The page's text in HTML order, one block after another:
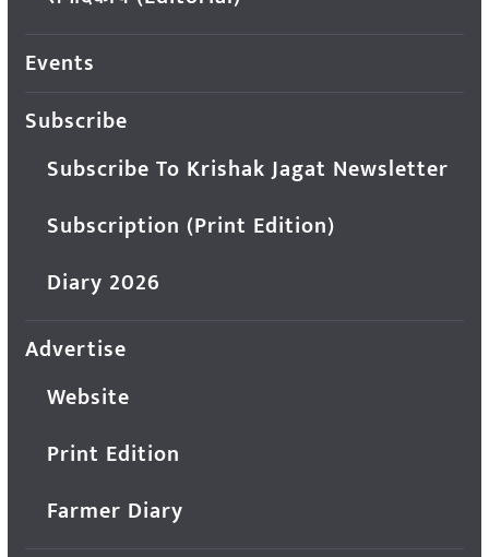
Events
Subscribe
Subscribe To Krishak Jagat Newsletter
Subscription (Print Edition)
Diary 2026
Advertise
Website
Print Edition
Farmer Diary